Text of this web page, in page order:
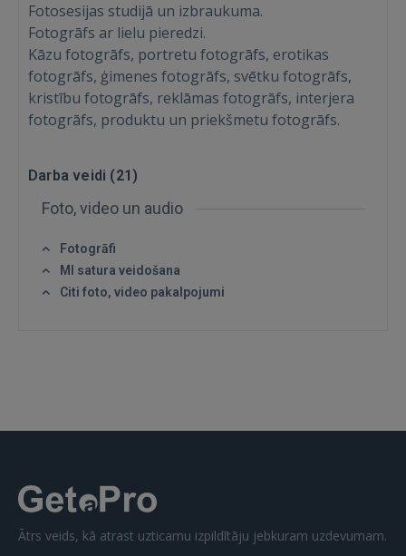
IENĀKT
 Sign in with Apple
Vēl neesat reģistrējies?
Fotosesijas studijā un izbraukuma.
Fotogrāfs ar lielu pieredzi.
Kāzu fotogrāfs, portretu fotogrāfs, erotikas
fotogrāfs, ģimenes fotogrāfs, svētku fotogrāfs,
kristību fotogrāfs, reklāmas fotogrāfs, interjera
fotogrāfs, produktu un priekšmetu fotogrāfs.
Darba veidi (21)
Foto, video un audio
Fotogrāfi
MI satura veidošana
Citi foto, video pakalpojumi
Ātrs veids, kā atrast uzticamu izpildītāju jebkuram uzdevumam.